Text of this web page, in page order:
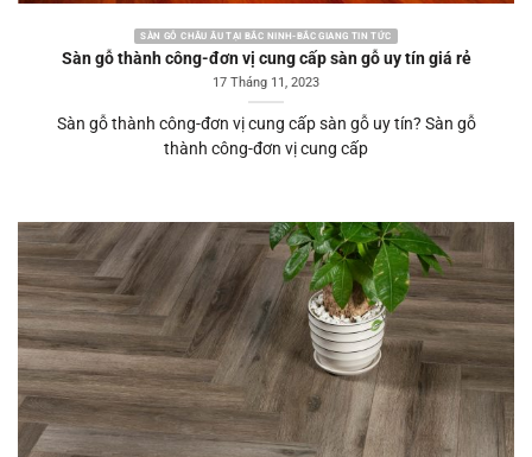
SÀN GỖ CHÂU ÂU TẠI BẮC NINH-BẮC GIANG TIN TỨC
Sàn gỗ thành công-đơn vị cung cấp sàn gỗ uy tín giá rẻ
17 Tháng 11, 2023
Sàn gỗ thành công-đơn vị cung cấp sàn gỗ uy tín? Sàn gỗ
thành công-đơn vị cung cấp